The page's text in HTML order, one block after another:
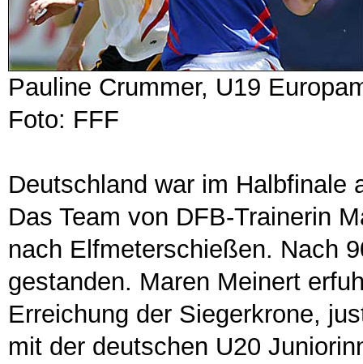
Pauline Crummer, U19
Foto: FFF
Deutschland war im Halbfinale
Das Team von DFB-Trainerin
nach Elfmeterschießen. Nach
gestanden. Maren Meinert
Erreichung der Siegerkrone,
mit der deutschen U20